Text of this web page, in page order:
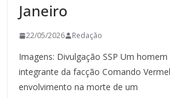
Janeiro
22/05/2026 Redação
Imagens: Divulgação SSP Um
integrante da facção Comando
envolvimento na morte de um